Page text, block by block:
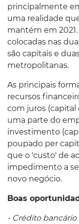
principalmente
uma realidade
mantém em
colocadas nas
são capitais e
metropolitanas.
As principais
recursos
com juros (capital
uma parte do
investimento
poupado per
que o 'custo' de
impedimento a
novo negócio.
Boas
- Crédito bancário